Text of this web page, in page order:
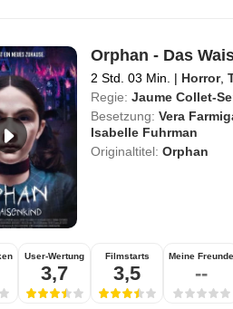
Orphan - Das
2 Std. 03 Min. | Horror,
Regie: Jaume Collet-
Besetzung: Vera
Isabelle Fuhrman
Originaltitel: Orphan
User-Wertung
3,7
Filmstarts
3,5
Meine Freunde
--